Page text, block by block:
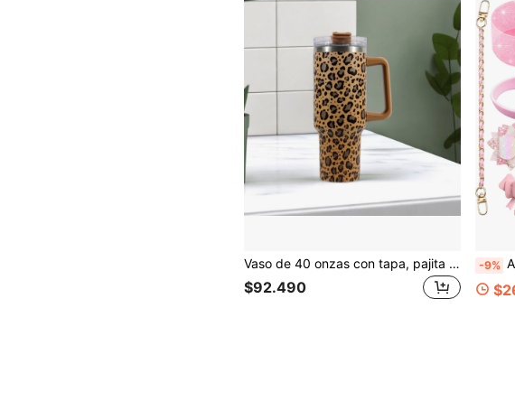
Vaso de 40 onzas con tapa, pajita y asa con estampado de leopardo, botella de agua aislada al vacío de acero inoxidable, taza de viaje para café helado, té caliente y frío, bebidas, para exterior, camping
$92.490
-9%